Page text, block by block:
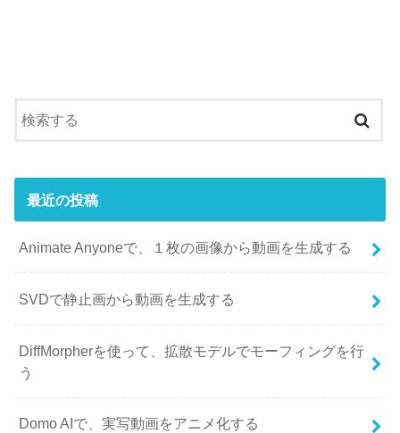
最近の投稿
Animate Anyoneで、１枚の画像から動画を生成する
SVDで静止画から動画を生成する
DiffMorpherを使って、拡散モデルでモーフィングを行
う
Domo AIで、実写動画をアニメ化する